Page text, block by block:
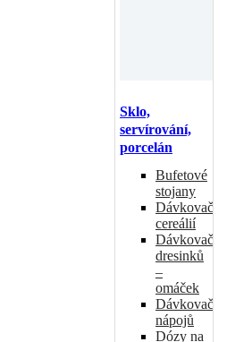
Sklo,
servírování,
porcelán
Bufetové
stojany
Dávkovače
cereálií
Dávkovače
dresinků
–
omáček
Dávkovače
nápojů
Dózy na